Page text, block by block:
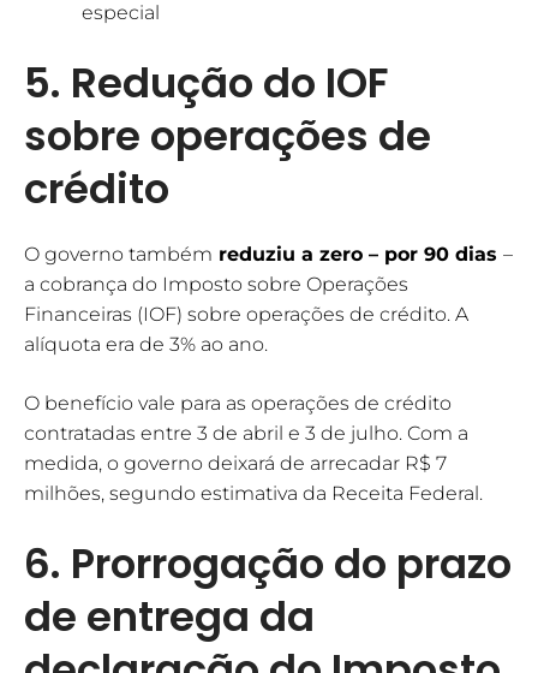
especial
5. Redução do IOF
sobre operações de
crédito
O governo também reduziu a zero – por 90 dias –
a cobrança do Imposto sobre Operações
Financeiras (IOF) sobre operações de crédito. A
alíquota era de 3% ao ano.
O benefício vale para as operações de crédito
contratadas entre 3 de abril e 3 de julho. Com a
medida, o governo deixará de arrecadar R$ 7
milhões, segundo estimativa da Receita Federal.
6. Prorrogação do prazo
de entrega da